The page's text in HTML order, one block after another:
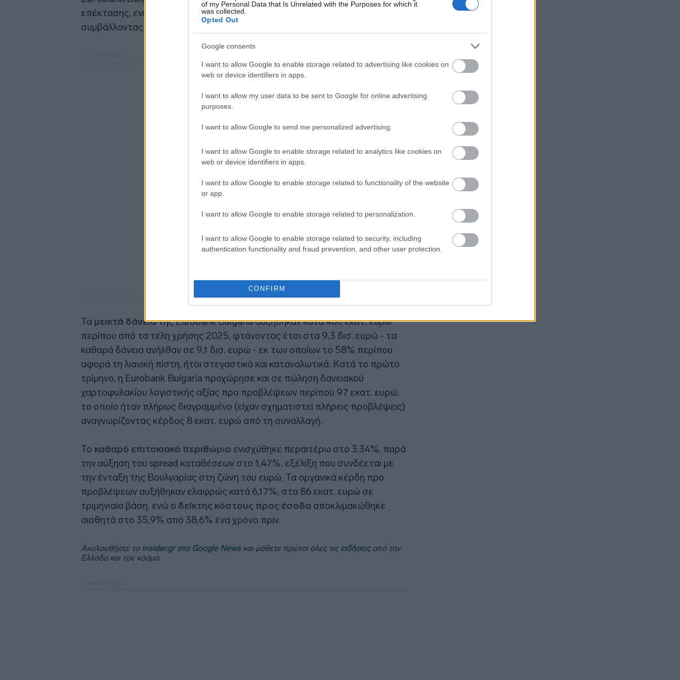
of my Personal Data that Is Unrelated with the Purposes for which it
was collected.
Opted Out
Google consents
I want to allow Google to enable storage related to advertising like cookies on
web or device identifiers in apps.
I want to allow my user data to be sent to Google for online advertising
purposes.
I want to allow Google to send me personalized advertising.
I want to allow Google to enable storage related to analytics like cookies on
web or device identifiers in apps.
I want to allow Google to enable storage related to functionality of the website
or app.
I want to allow Google to enable storage related to personalization.
I want to allow Google to enable storage related to security, including
authentication functionality and fraud prevention, and other user protection.
CONFIRM
επέκτασης, ενισχύοντας τη διείσδυσή της κυρίως στη λιανική τραπεζική και
συμβάλλοντας αυξητικά στη συνολική δανειακή δραστηριότητα του ομίλου.
Τα μεικτά δάνειατης Eurobank Bulgaria αυξήθηκαν κατά 400 εκατ. ευρώ
περίπου από τα τέλη χρήσης 2025, φτάνοντας έτσι στα 9,3 δισ. ευρώ - τα
καθαρά δάνεια ανήλθαν σε 9,1 δισ. ευρώ - εκ των οποίων το 58% περίπου
αφορά τη λιανική πίστη, ήτοι στεγαστικά και καταναλωτικά. Κατά το πρώτο
τρίμηνο, η Eurobank Bulgaria προχώρησε και σε πώληση δανειακού
χαρτοφυλακίου λογιστικής αξίας προ προβλέψεων περίπου 97 εκατ. ευρώ,
το οποίο ήταν πλήρως διαγραμμένο (είχαν σχηματιστεί πλήρεις προβλέψεις)
αναγνωρίζοντας κέρδος 8 εκατ. ευρώ από τη συναλλαγή.
Το καθαρό επιτοκιακό περιθώριο ενισχύθηκε περαιτέρω στο 3,34%, παρά
την αύξηση του spread καταθέσεων στο 1,47%, εξέλιξη που συνδέεται με
την ένταξη της Βουλγαρίας στη ζώνη του ευρώ. Τα οργανικά κέρδη προ
προβλέψεων αυξήθηκαν ελαφρώς κατά 6,17%, στα 86 εκατ. ευρώ σε
τριμηνιαία βάση, ενώ ο δείκτης κόστους προς έσοδα αποκλιμακώθηκε
αισθητά στο 35,9% από 38,6% ένα χρόνο πριν.
Ακολουθήστε το insider.gr στο Google Newsκαι μάθετε πρώτοι όλες τις ειδήσειςαπό την
Ελλάδα και τον κόσμο.
την ασφάλεια από τα drones μετά το
περιστατικό σε αεροδρόμιο
Βρετανικής Κολομβίας εξαιτίας των
πυρκαγιών
ΗΠΑ: Ο καρκίνος του Τζο Μπάιντεν έχει
Κέρκυρα: Οι top παραλίες που πρέπει
«Moneymaxxing»: Δεν είναι απλά
trend αλλά τρόπος ζωής
08:28
Η επίθεση στη Hugging Face
κυβερνοεπιθέσεων με AI